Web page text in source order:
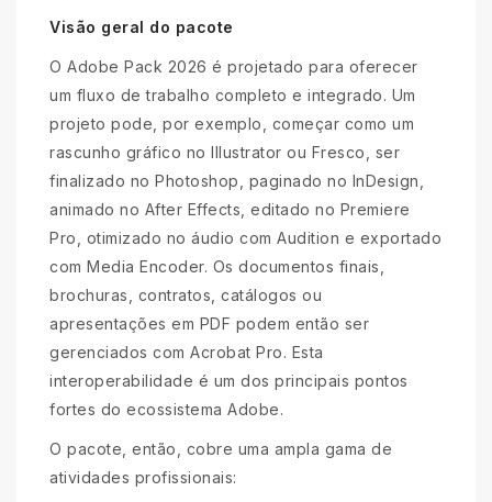
Visão geral do pacote
O Adobe Pack 2026 é projetado para oferecer
um fluxo de trabalho completo e integrado. Um
projeto pode, por exemplo, começar como um
rascunho gráfico no Illustrator ou Fresco, ser
finalizado no Photoshop, paginado no InDesign,
animado no After Effects, editado no Premiere
Pro, otimizado no áudio com Audition e exportado
com Media Encoder. Os documentos finais,
brochuras, contratos, catálogos ou
apresentações em PDF podem então ser
gerenciados com Acrobat Pro. Esta
interoperabilidade é um dos principais pontos
fortes do ecossistema Adobe.
O pacote, então, cobre uma ampla gama de
atividades profissionais: